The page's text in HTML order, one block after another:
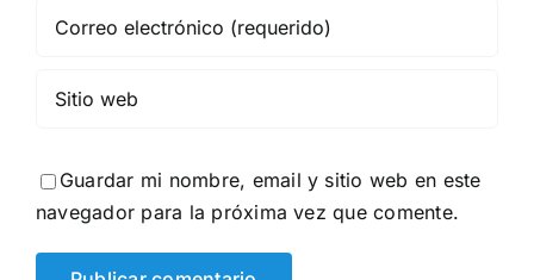
Guardar mi nombre, email y sitio web en este
navegador para la próxima vez que comente.